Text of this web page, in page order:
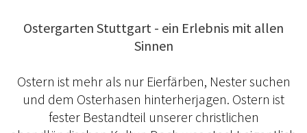
Ostergarten Stuttgart - ein Erlebnis mit allen
Sinnen
Ostern ist mehr als nur Eierfärben, Nester suchen
und dem Osterhasen hinterherjagen. Ostern ist
fester Bestandteil unserer christlichen